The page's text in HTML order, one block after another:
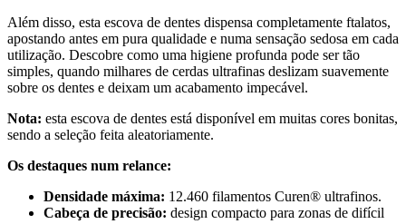
Além disso, esta escova de dentes dispensa completamente ftalatos,
apostando antes em pura qualidade e numa sensação sedosa em cada
utilização. Descobre como uma higiene profunda pode ser tão
simples, quando milhares de cerdas ultrafinas deslizam suavemente
sobre os dentes e deixam um acabamento impecável.
Nota: esta escova de dentes está disponível em muitas cores bonitas,
sendo a seleção feita aleatoriamente.
Os destaques num relance:
Densidade máxima: 12.460 filamentos Curen® ultrafinos.
Cabeça de precisão: design compacto para zonas de difícil